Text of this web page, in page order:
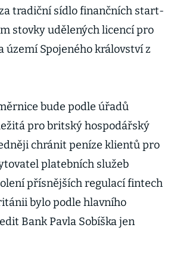
tradiční sídlo finančních start-
stovky udělených licencí pro
území Spojeného království z
bude podle úřadů
pro britský hospodářský
chránit peníze klientů pro
platebních služeb
přísnějších regulací fintech
bylo podle hlavního
Bank Pavla Sobíška jen